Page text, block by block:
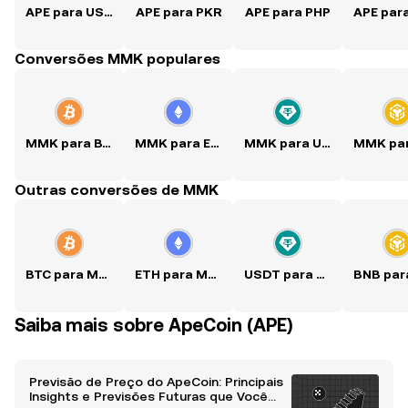
APE para USD APE para PKR APE para PHP APE
Conversões MMK populares
MMK para BTC MMK para ETH MMK para USDT
Outras conversões de MMK
BTC para MMK ETH para MMK USDT para MMK
Saiba mais sobre ApeCoin (APE)
Previsão de Preço do ApeCoin: Principais
Insights e Previsões Futuras que Você